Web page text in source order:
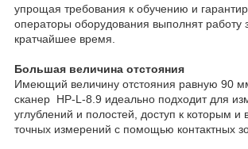
упрощая требования к обучению и
операторы оборудования выполнят работу
кратчайшее время.
Большая величина отстояния
Имеющий величину отстояния равную 90
сканер HP-L-8.9 идеально подходит для
углублений и полостей, доступ к которым и
точных измерений с помощью контактных